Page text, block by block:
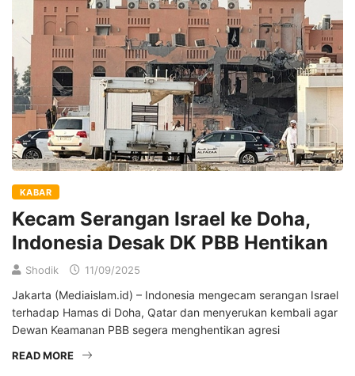
KABAR
Kecam Serangan Israel ke Doha,
Indonesia Desak DK PBB Hentikan
Shodik 11/09/2025
Jakarta (Mediaislam.id) – Indonesia mengecam serangan Israel
terhadap Hamas di Doha, Qatar dan menyerukan kembali agar
Dewan Keamanan PBB segera menghentikan agresi
READ MORE